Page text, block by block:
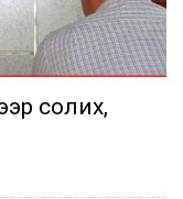
солих,